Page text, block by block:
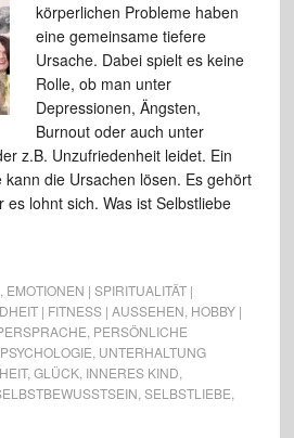
körperlichen Probleme haben
eine gemeinsame tiefere
Ursache. Dabei spielt es keine
Rolle, ob man unter
Depressionen, Ängsten,
Burnout oder auch unter
z.B. Unzufriedenheit leidet. Ein
kann die Ursachen lösen. Es gehört
lohnt sich. Was ist Selbstliebe
EMOTIONEN | SPIRITUALITÄT |
| FITNESS | AUSSEHEN HOBBY |
PERSÖNLICHE
PSYCHOLOGIE UNTERHALTUNG
, GLÜCK, INNERES KIND
SELBSTLIEBE